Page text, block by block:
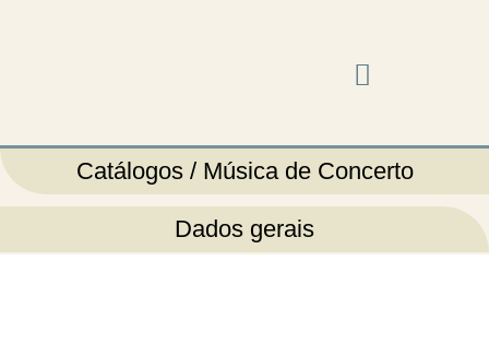
Catálogos / Música de Concerto
Dados gerais